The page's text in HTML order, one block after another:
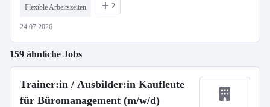
Flexible Arbeitszeiten 2
24.07.2026
159 ähnliche Jobs
Trainer:in / Ausbilder:in Kaufleute
für Büromanagement (m/w/d)